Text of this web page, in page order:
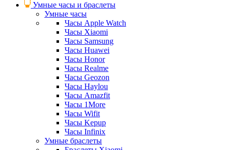
Умные часы и браслеты
Умные часы
Часы Apple Watch
Часы Xiaomi
Часы Samsung
Часы Huawei
Часы Honor
Часы Realme
Часы Geozon
Часы Haylou
Часы Amazfit
Часы 1More
Часы Wifit
Часы Kepup
Часы Infinix
Умные браслеты